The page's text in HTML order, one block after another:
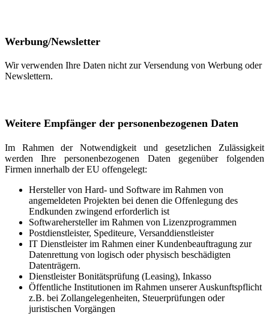
Werbung/Newsletter
Wir verwenden Ihre Daten nicht zur Versendung von Werbung oder
Newslettern.
Weitere Empfänger der personenbezogenen Daten
Im Rahmen der Notwendigkeit und gesetzlichen Zulässigkeit
werden Ihre personenbezogenen Daten gegenüber folgenden
Firmen innerhalb der EU offengelegt:
Hersteller von Hard- und Software im Rahmen von
angemeldeten Projekten bei denen die Offenlegung des
Endkunden zwingend erforderlich ist
Softwarehersteller im Rahmen von Lizenzprogrammen
Postdienstleister, Spediteure, Versanddienstleister
IT Dienstleister im Rahmen einer Kundenbeauftragung zur
Datenrettung von logisch oder physisch beschädigten
Datenträgern.
Dienstleister Bonitätsprüfung (Leasing), Inkasso
Öffentliche Institutionen im Rahmen unserer Auskunftspflicht
z.B. bei Zollangelegenheiten, Steuerprüfungen oder
juristischen Vorgängen